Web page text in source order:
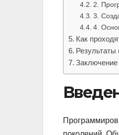
2.
3.
4.
Как
Результаты
Заключение